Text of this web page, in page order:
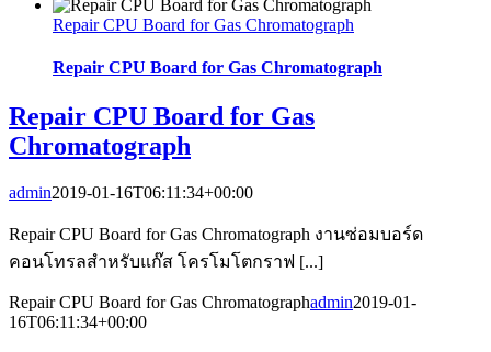
Repair CPU Board for Gas Chromatograph
Repair CPU Board for Gas Chromatograph
Repair CPU Board for Gas
Chromatograph
admin2019-01-16T06:11:34+00:00
Repair CPU Board for Gas Chromatograph งานซ่อมบอร์ด
คอนโทรลสำหรับแก๊ส โครโมโตกราฟ [...]
Repair CPU Board for Gas Chromatographadmin2019-01-
16T06:11:34+00:00